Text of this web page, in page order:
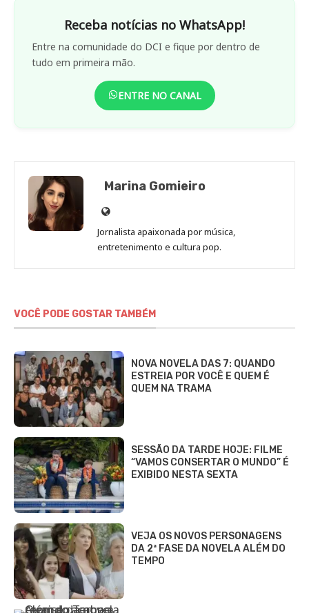
Receba notícias no WhatsApp!
Entre na comunidade do DCI e fique por dentro de
tudo em primeira mão.
ENTRE NO CANAL
Marina Gomieiro
Site
de
Marina
Jornalista apaixonada por música,
entretenimento e cultura pop.
VOCÊ PODE GOSTAR TAMBÉM
NOVA NOVELA DAS 7: QUANDO
ESTREIA POR VOCÊ E QUEM É
QUEM NA TRAMA
SESSÃO DA TARDE HOJE: FILME
“VAMOS CONSERTAR O MUNDO” É
EXIBIDO NESTA SEXTA
VEJA OS NOVOS PERSONAGENS
DA 2ª FASE DA NOVELA ALÉM DO
TEMPO